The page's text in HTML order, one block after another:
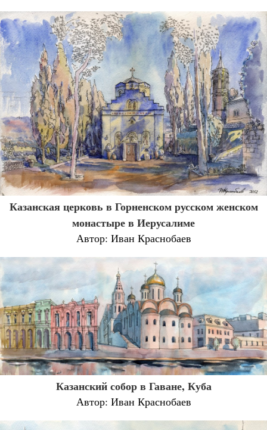
Казанская церковь в Горненском русском женском
монастыре в Иерусалиме
Автор: Иван Краснобаев
Казанский собор в Гаване, Куба
Автор: Иван Краснобаев